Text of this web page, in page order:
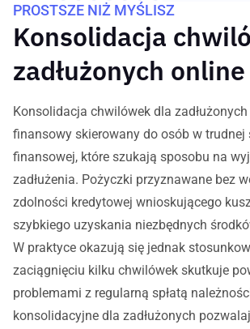
PROSTSZE NIŻ MYŚLISZ
Konsolidacja
zadłużonych online
Konsolidacja chwilówek dla
finansowy skierowany do osób w trudnej
finansowej, które szukają sposobu na
zadłużenia. Pożyczki przyznawane bez
zdolności kredytowej wnioskującego
szybkiego uzyskania niezbędnych
W praktyce okazują się jednak
zaciągnięciu kilku chwilówek skutkuje
problemami z regularną spłatą
konsolidacyjne dla zadłużonych